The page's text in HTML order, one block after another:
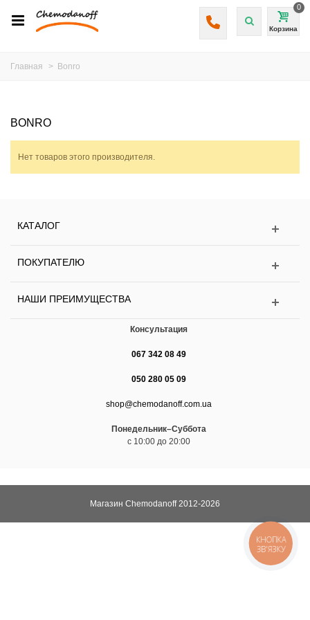
Корзина
0
Главная > Bonro
BONRO
Нет товаров этого производителя.
КАТАЛОГ
ПОКУПАТЕЛЮ
НАШИ ПРЕИМУЩЕСТВА
Консультация
067 342 08 49
050 280 05 09
shop@chemodanoff.com.ua
Понедельник–Суббота
с 10:00 до 20:00
Магазин Chemodanoff 2012-2026
КНОПКА
ЗВ'ЯЗКУ